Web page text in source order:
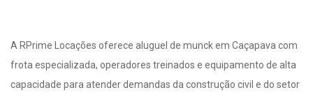
A RPrime Locações oferece aluguel de munck em Caçapava com
frota especializada, operadores treinados e equipamento de alta
capacidade para atender demandas da construção civil e do setor